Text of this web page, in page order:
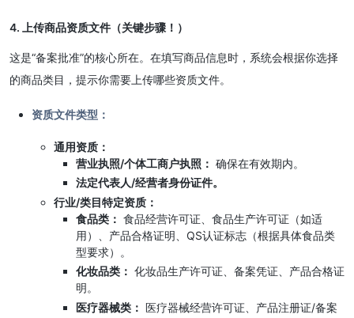
4. 上传商品资质文件（关键步骤！）
这是“备案批准”的核心所在。在填写商品信息时，系统会根据你选择
的商品类目，提示你需要上传哪些资质文件。
资质文件类型：
通用资质：
营业执照/个体工商户执照： 确保在有效期内。
法定代表人/经营者身份证件。
行业/类目特定资质：
食品类： 食品经营许可证、食品生产许可证（如适
用）、产品合格证明、QS认证标志（根据具体食品类
型要求）。
化妆品类： 化妆品生产许可证、备案凭证、产品合格证
明。
医疗器械类： 医疗器械经营许可证、产品注册证/备案